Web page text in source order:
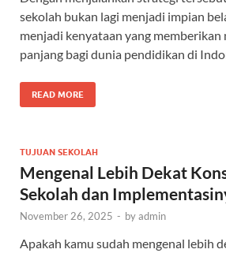
sekolah bukan lagi menjadi impian
menjadi kenyataan yang memberikan
panjang bagi dunia pendidikan di
READ MORE
TUJUAN SEKOLAH
Mengenal Lebih Dekat
Sekolah dan
November 26, 2025 - byadmin
Apakah kamu sudah mengenal lebih